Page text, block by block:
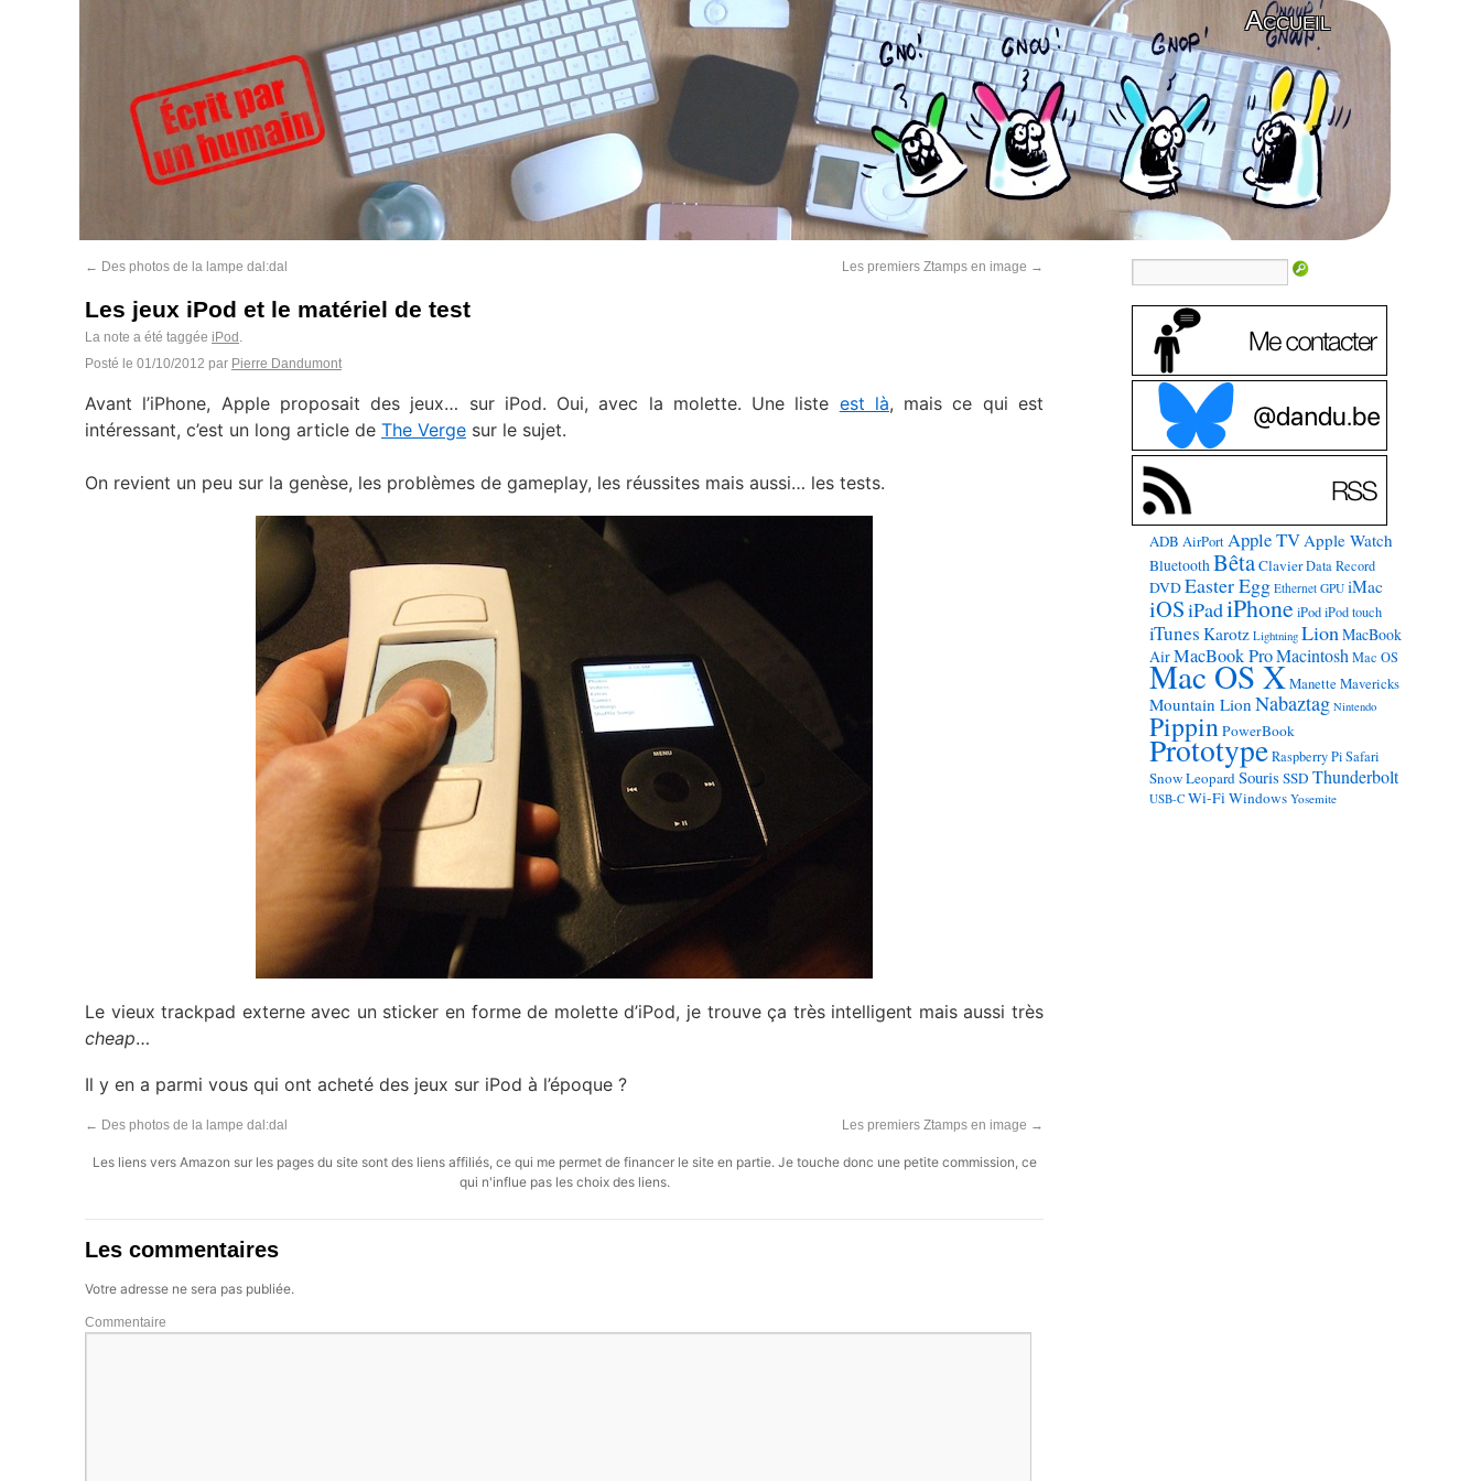
Accueil
← Des photos de la lampe dal:dal Les premiers Ztamps en image →
Les jeux iPod et le matériel de test
La note a été taggée iPod .
Posté le 01/10/2012 par Pierre Dandumont
Avant l’iPhone, Apple proposait des jeux… sur iPod. Oui, avec la molette. Une liste est là, mais ce qui est
intéressant, c’est un long article de The Verge sur le sujet.
On revient un peu sur la genèse, les problèmes de gameplay, les réussites mais aussi… les tests.
Le vieux trackpad externe avec un sticker en forme de molette d’iPod, je trouve ça très intelligent mais aussi très
cheap…
Il y en a parmi vous qui ont acheté des jeux sur iPod à l’époque ?
← Des photos de la lampe dal:dal Les premiers Ztamps en image →
Les liens vers Amazon sur les pages du site sont des liens affiliés, ce qui me permet de financer le site en partie. Je touche donc une petite commission, ce
qui n'influe pas les choix des liens.
Les commentaires
Votre adresse ne sera pas publiée.
Commentaire
ADB AirPort Apple TVApple Watch
BluetoothBêtaClavier Data Record
DVDEaster Egg Ethernet GPU iMac
iOSiPadiPhone iPod iPod touch
iTunes Karotz Lightning LionMacBook
AirMacBook ProMacintosh Mac OS
Mac OS XManette Mavericks
Mountain Lion Nabaztag Nintendo
PippinPowerBook
Prototype Raspberry Pi Safari
Snow LeopardSouris SSD Thunderbolt
USB-C Wi-FiWindows Yosemite